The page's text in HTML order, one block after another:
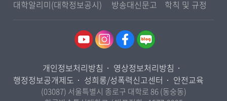
무역학과
미디어영상학과
광주전남지역대학
울산지역대학
경기지역대학
강원지역대학
충북지역대학
전북지역대학
국제협력단
산학협력단
대학알리미(대학정보공시)
방송대신문고 학칙 및 규정
개인정보처리방침
영상정보처리방침
행정정보공개제도
성희롱/성폭력신고센터 안전교육
(03087) 서울특별시 종로구 대학로 86 (동숭동)